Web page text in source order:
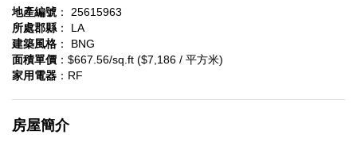
地產編號 ： 25615963
所處郡縣 ： LA
建築風格 ： BNG
面積單價 ：$667.56/sq.ft ($7,186 / 平方米)
家用電器 ：RF
房屋簡介